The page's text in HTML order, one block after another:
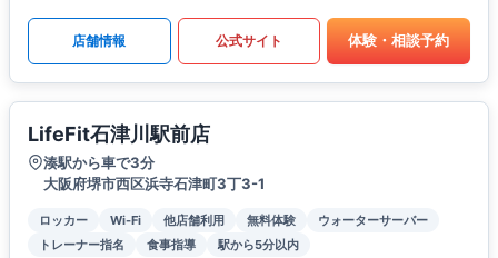
店舗情報 公式サイト 体験・相談予約
LifeFit石津川駅前店
湊駅から車で3分
大阪府堺市西区浜寺石津町3丁3-1
ロッカー Wi-Fi 他店舗利用 無料体験
ウォーターサーバー
トレーナー指名
食事指導 駅から5分以内